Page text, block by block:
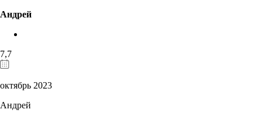
Андрей
7,7
октябрь 2023
Андрей